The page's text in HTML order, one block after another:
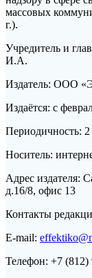
массовых
г.).
Учредитель и
И.А.
Издатель: ООО
Издаётся: с
Периодичность: 2
Носитель:
Адрес издателя:
д.16/8, офис 13
Контакты
E-mail:
Телефон: +7 (812)